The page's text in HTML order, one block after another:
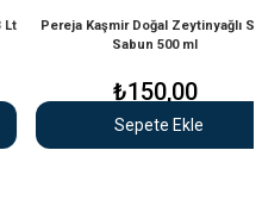
Pereja Kaşmir Doğal Zeytinyağlı Sıvı
Sabun 500 ml
₺150,00
Sepete Ekle